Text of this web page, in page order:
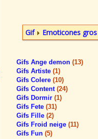
Gif Emoticones gros
Gifs Ange demon (13)
Gifs Artiste (1)
Gifs Colere (10)
Gifs Content (24)
Gifs Dormir (1)
Gifs Fete (31)
Gifs Fille (2)
Gifs Froid neige (11)
Gifs Fun (5)